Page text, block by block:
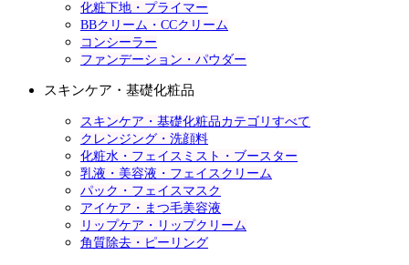
化粧下地・プライマー
BBクリーム・CCクリーム
コンシーラー
ファンデーション・パウダー
スキンケア・基礎化粧品
スキンケア・基礎化粧品カテゴリすべて
クレンジング・洗顔料
化粧水・フェイスミスト・ブースター
乳液・美容液・フェイスクリーム
パック・フェイスマスク
アイケア・まつ毛美容液
リップケア・リップクリーム
角質除去・ピーリング